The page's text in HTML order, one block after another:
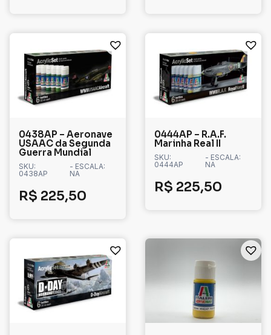
0438AP – Aeronave
USAAC da Segunda
Guerra Mundial
SKU:
0438AP
- ESCALA:
NA
R$ 225,50
0444AP – R.A.F.
Marinha Real II
SKU:
0444AP
- ESCALA:
NA
R$ 225,50